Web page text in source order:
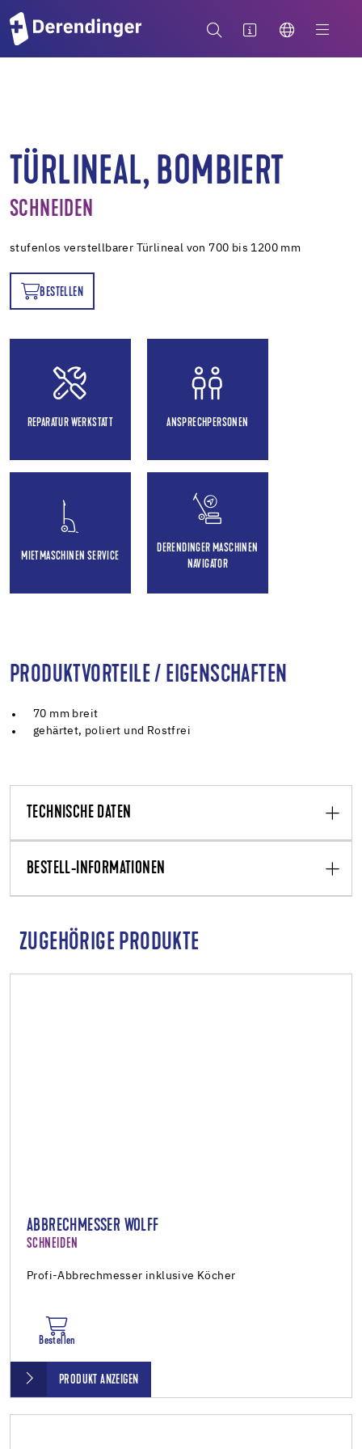
TÜRLINEAL, BOMBIERT
SCHNEIDEN
stufenlos verstellbarer Türlineal von 700 bis 1200 mm
BESTELLEN
REPARATUR WERKSTATT ANSPRECHPERSONEN
MIETMASCHINEN SERVICE
DERENDINGER MASCHINEN
NAVIGATOR
PRODUKTVORTEILE / EIGENSCHAFTEN
70 mm breit
gehärtet, poliert und Rostfrei
TECHNISCHE DATEN
BESTELL-INFORMATIONEN
ZUGEHÖRIGE PRODUKTE
ABBRECHMESSER WOLFF
SCHNEIDEN
Profi-Abbrechmesser inklusive Köcher
Bestellen
PRODUKT ANZEIGEN